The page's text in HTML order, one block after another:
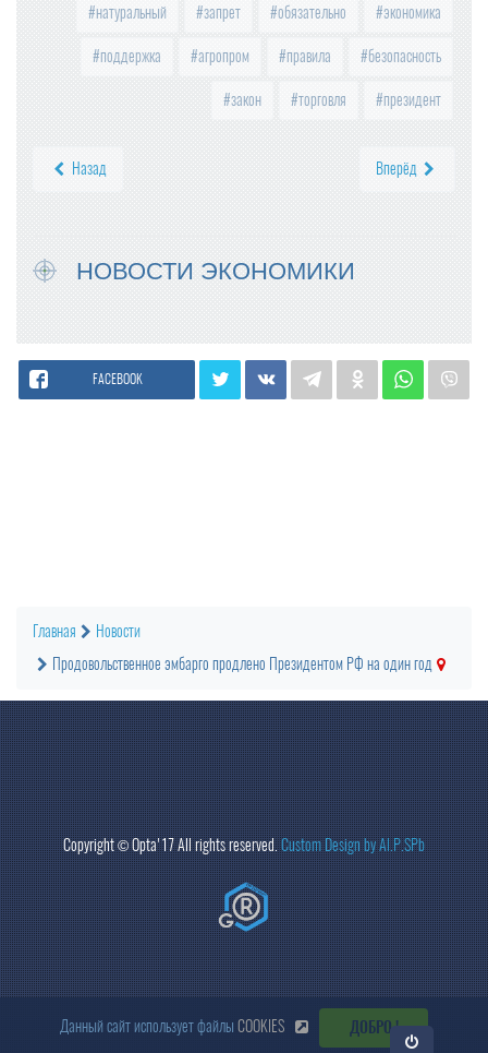
натуральный запрет обязательно экономика
поддержка агропром правила безопасность
закон торговля президент
Назад Вперёд
НОВОСТИ ЭКОНОМИКИ
FACEBOOK
Данный сайт использует файлы COOKIES ДОБРО !
Главная
Новости
Продовольственное эмбарго продлено Президентом РФ на один год
Copyright ©Opta'17 All rights reserved.Custom Design by Al.P.SPb
Откр